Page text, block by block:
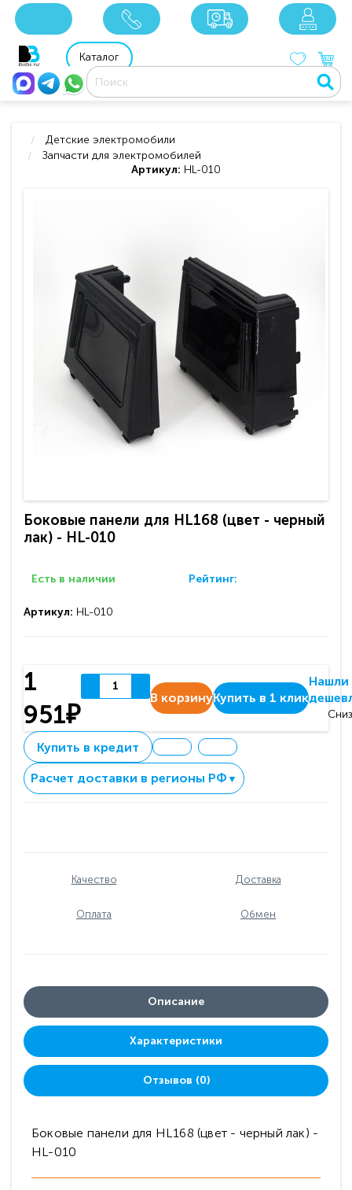
8 800 201 92 06
Каталог
Детские электромобили
Запчасти для электромобилей
Артикул: HL-010
Боковые панели для HL168 (цвет - черный
лак) - HL-010
Есть в наличии Рейтинг:
Артикул: HL-010
1
951₽
В корзинуКупить в 1 клик
Нашли
Купить в кредит
Расчет доставки в регионы РФ ▼
Качество Доставка
Оплата Обмен
Описание
Характеристики
Отзывов (0)
Боковые панели для HL168 (цвет - черный лак) -
HL-010
xxx